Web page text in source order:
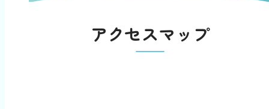
アクセスマップ